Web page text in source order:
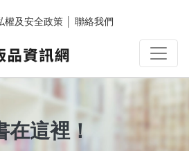
權及安全政策 聯絡我們
這裡！